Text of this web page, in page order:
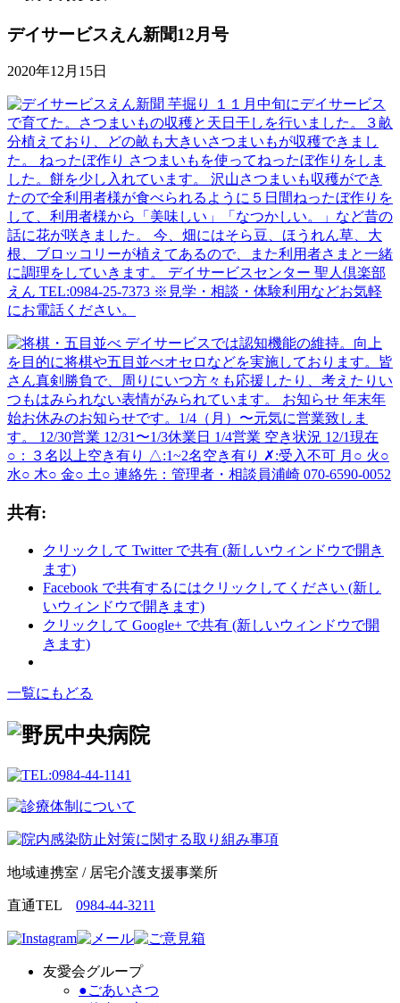
デイサービスえん新聞12月号
2020年12月15日
共有:
クリックして Twitter で共有 (新しいウィンドウで開き
ます)
Facebook で共有するにはクリックしてください (新し
いウィンドウで開きます)
クリックして Google+ で共有 (新しいウィンドウで開
きます)
一覧にもどる
地域連携室 / 居宅介護支援事業所
直通TEL 0984-44-3211
友愛会グループ
●ごあいさつ